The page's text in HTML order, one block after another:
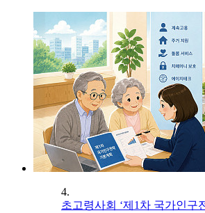
4.
초고령사회 ‘제1차 국가인구